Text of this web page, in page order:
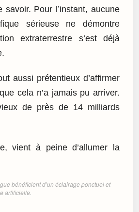
savoir. Pour l’instant, aucune
sérieuse ne démontre
extraterrestre s’est déjà
aussi prétentieux d’affirmer
cela n’a jamais pu arriver.
de près de 14 milliards
vient à peine d’allumer la
bénéficient d’un éclairage ponctuel et
artificielle.